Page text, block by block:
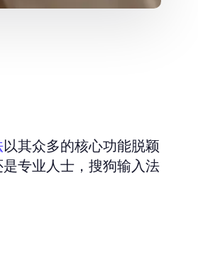
以其众多的核心功能脱颖
专业人士，搜狗输入法